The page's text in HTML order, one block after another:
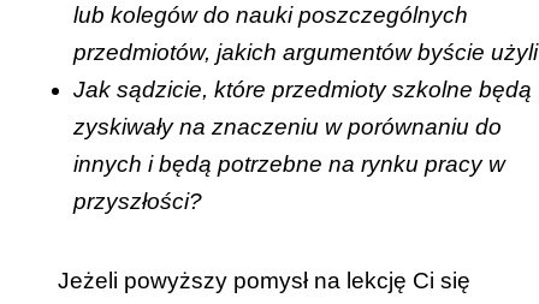
lub kolegów do nauki poszczególnych
przedmiotów, jakich argumentów byście
Jak sądzicie, które przedmioty szkolne będą
zyskiwały na znaczeniu w porównaniu do
innych i będą potrzebne na rynku pracy w
przyszłości?
Jeżeli powyższy pomysł na lekcję Ci się